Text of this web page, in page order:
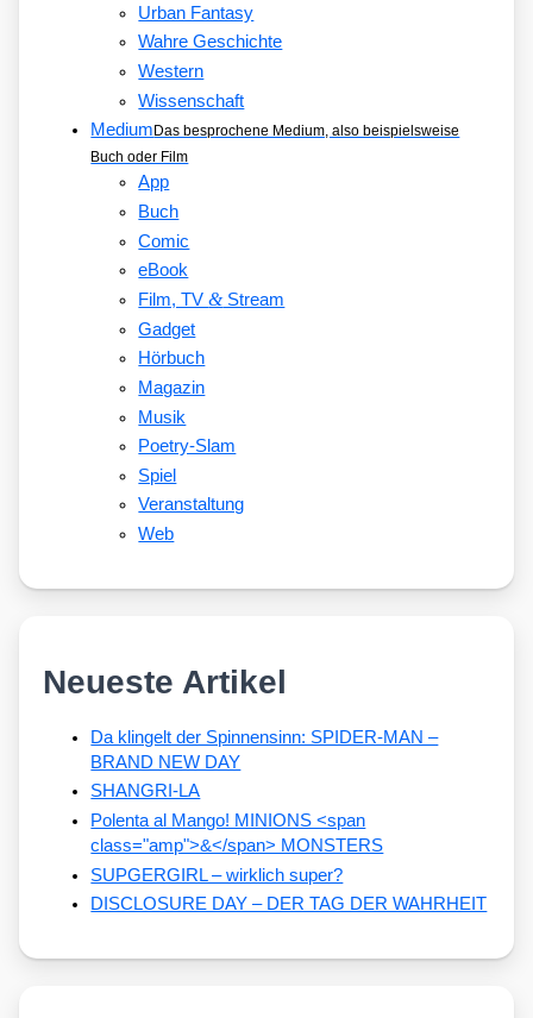
Urban Fantasy
Wahre Geschichte
Western
Wissenschaft
Medium Das besprochene Medium, also beispielsweise
Buch oder Film
App
Buch
Comic
eBook
Film, TV&Stream
Gadget
Hörbuch
Magazin
Musik
Poetry-Slam
Spiel
Veranstaltung
Web
Neueste Artikel
Da klingelt der Spinnensinn: SPIDER-MAN –
BRAND NEW DAY
SHANGRI-LA
Polenta al Mango! MINIONS <span
class="amp">&</span> MONSTERS
SUPGERGIRL – wirklich super?
DISCLOSURE DAY – DER TAG DER WAHRHEIT